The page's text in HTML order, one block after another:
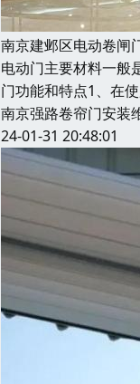
南京建邺区电动卷闸
电动门主要材料一般
门功能和特点1、在
南京强路卷帘门安装
24-01-31 20:48:01